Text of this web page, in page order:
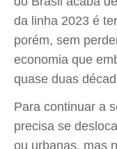
da linha 2023 é
porém, sem
economia que
quase duas
Para continuar a
precisa se
ou urbanas, mas